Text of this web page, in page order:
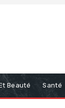
Beauté Santé